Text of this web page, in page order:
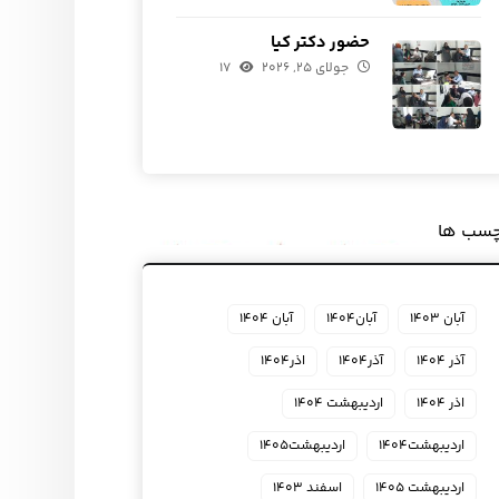
حضور دکتر کیا
جولای ۲۵, ۲۰۲۶ ۱۷
ها
آبان ۱۴۰۳ آبان۱۴۰۴
آبان ۱۴۰۴
آذر ۱۴۰۴
آذر۱۴۰۴
اذر۱۴۰۴
اذر ۱۴۰۴
اردیبهشت ۱۴۰۴
اردیبهشت۱۴۰۴
اردیبهشت۱۴۰۵
اردیبهشت ۱۴۰۵
اسفند ۱۴۰۳